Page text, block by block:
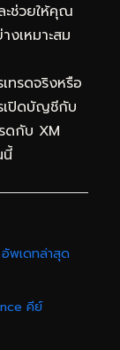
ะช่วยให้คุณ
เหมาะสม
ทรดจริงหรือ
เปิดบัญชีกับ
ดกับ XM
นี้
พเดทล่าสุด
คีย์